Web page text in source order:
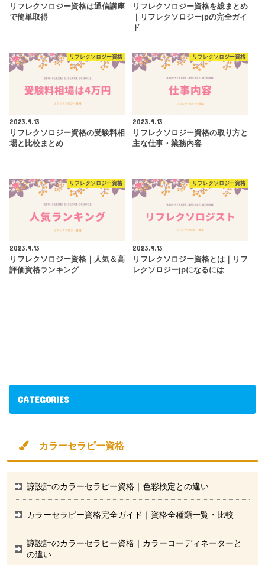
リフレクソロジー資格は通信講座
で簡単取得
リフレクソロジー資格を総まとめ
｜リフレクソロジーjpの完全ガイ
ド
リフレクソロジー資格
2023.9.13
リフレクソロジー資格の受験料相
場と比較まとめ
リフレクソロジー資格
2023.9.13
リフレクソロジー資格の取り方と
主な仕事・業務内容
リフレクソロジー資格
2023.9.13
リフレクソロジー資格｜人気＆高
評価資格ランキング
リフレクソロジー資格
2023.9.13
リフレクソロジー資格とは｜リフ
レクソロジーjpになるには
CATEGORIES
カラーセラピー資格
諒設計のカラーセラピー資格｜色彩検定との違い
カラーセラピー資格完全ガイド｜資格全種類一覧・比較
諒設計のカラーセラピー資格｜カラーコーディネーターと
の違い